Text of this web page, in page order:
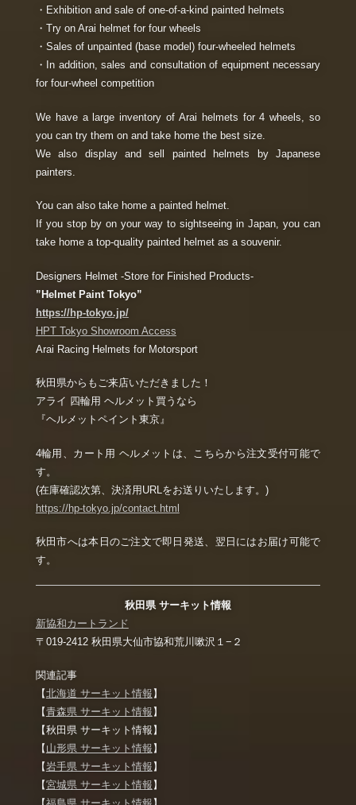
・Exhibition and sale of one-of-a-kind painted helmets
・Try on Arai helmet for four wheels
・Sales of unpainted (base model) four-wheeled helmets
・In addition, sales and consultation of equipment necessary
for four-wheel competition
We have a large inventory of Arai helmets for 4 wheels, so
you can try them on and take home the best size.
We also display and sell painted helmets by Japanese
painters.
You can also take home a painted helmet.
If you stop by on your way to sightseeing in Japan, you can
take home a top-quality painted helmet as a souvenir.
Designers Helmet -Store for Finished Products-
”Helmet Paint Tokyo”
https://hp-tokyo.jp/
HPT Tokyo Showroom Access
Arai Racing Helmets for Motorsport
秋田県からもご来店いただきました！
アライ 四輪用 ヘルメット買うなら
『ヘルメットペイント東京』
4輪用、カート用 ヘルメットは、こちらから注文受付可能で
す。
(在庫確認次第、決済用URLをお送りいたします。)
https://hp-tokyo.jp/contact.html
秋田市へは本日のご注文で即日発送、翌日にはお届け可能で
す。
秋田県 サーキット情報
新協和カートランド
〒019-2412 秋田県大仙市協和荒川嗽沢１−２
関連記事
【北海道 サーキット情報 】
【青森県 サーキット情報 】
【秋田県 サーキット情報】
【 山形県 サーキット情報 】
【岩手県 サーキット情報 】
【宮城県 サーキット情報 】